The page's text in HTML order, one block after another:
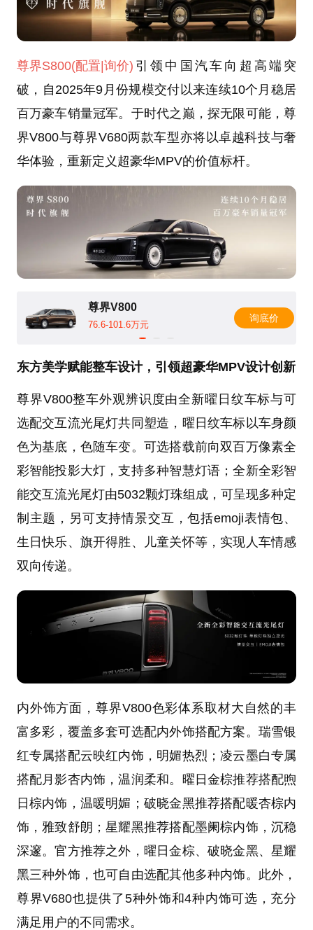
尊界S800(配置|询价) 引领中国汽车向超高端突
破，自2025年9月份规模交付以来连续10个月稳居
百万豪车销量冠军。于时代之巅，探无限可能，尊
界V800与尊界V680两款车型亦将以卓越科技与奢
华体验，重新定义超豪华MPV的价值标杆。
尊界V800
76.6-101.6万元
询底价
东方美学赋能整车设计，引领超豪华MPV设计创新
尊界V800整车外观辨识度由全新曜日纹车标与可
选配交互流光尾灯共同塑造，曜日纹车标以车身颜
色为基底，色随车变。可选搭载前向双百万像素全
彩智能投影大灯，支持多种智慧灯语；全新全彩智
能交互流光尾灯由5032颗灯珠组成，可呈现多种定
制主题，另可支持情景交互，包括emoji表情包、
生日快乐、旗开得胜、儿童关怀等，实现人车情感
双向传递。
内外饰方面，尊界V800色彩体系取材大自然的丰
富多彩，覆盖多套可选配内外饰搭配方案。瑞雪银
红专属搭配云映红内饰，明媚热烈；凌云墨白专属
搭配月影杏内饰，温润柔和。曜日金棕推荐搭配煦
日棕内饰，温暖明媚；破晓金黑推荐搭配暖杏棕内
饰，雅致舒朗；星耀黑推荐搭配墨阑棕内饰，沉稳
深邃。官方推荐之外，曜日金棕、破晓金黑、星耀
黑三种外饰，也可自由选配其他多种内饰。此外，
尊界V680也提供了5种外饰和4种内饰可选，充分
满足用户的不同需求。